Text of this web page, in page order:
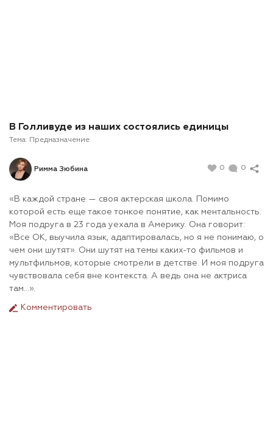
В Голливуде из наших состоялись единицы
Тема: Предназначение
Римма Зюбина 0 0
«В каждой стране — своя актерская школа. Помимо
которой есть еще такое тонкое понятие, как ментальность.
Моя подруга в 23 года уехала в Америку. Она говорит:
«Все ОК, выучила язык, адаптировалась, но я не понимаю, о
чем они шутят». Они шутят на темы каких-то фильмов и
мультфильмов, которые смотрели в детстве. И моя подруга
чувствовала себя вне контекста. А ведь она не актриса
там…».
Комментировать